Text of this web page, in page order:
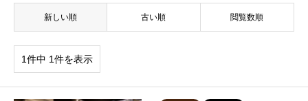
新しい順 古い順 閲覧数順
1件中 1件を表示